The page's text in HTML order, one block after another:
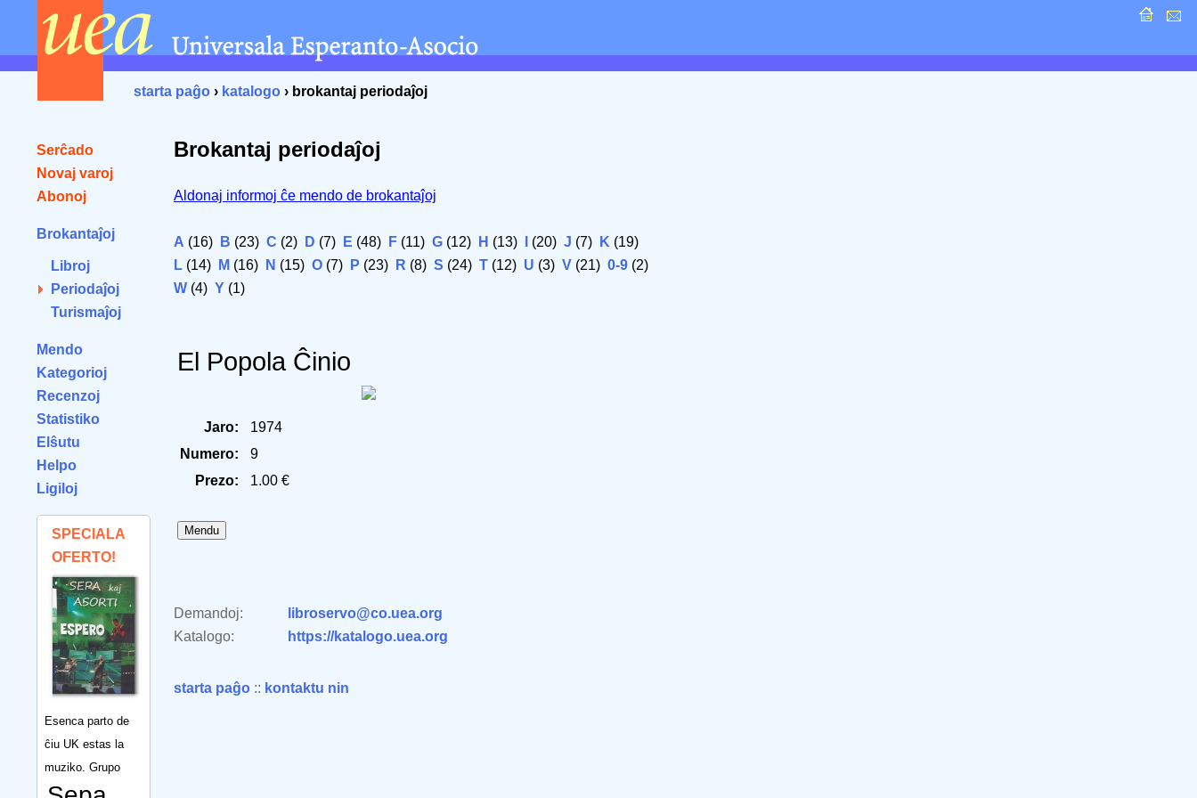
starta paĝo › katalogo › brokantaj periodaĵoj
Serĉado
Novaj varoj
Abonoj
Brokantaĵoj
Libroj
Periodaĵoj
Turismaĵoj
Mendo
Kategorioj
Recenzoj
Statistiko
Elŝutu
Helpo
Ligiloj
SPECIALA
OFERTO!
Esenca parto de
ĉiu UK estas la
muziko. Grupo
Brokantaj periodaĵoj
Aldonaj informoj ĉe mendo de brokantaĵoj
A (16) B (23) C (2) D (7) E (48) F (11) G (12) H (13) (20) J (7) K (19)
L (14) M (16) N (15) O (7) P (23) R (8) S (24) T (12) U (3) V (21) 0-9 (2)
W (4) Y (1)
El Popola Ĉinio
Jaro:
1974
Numero:
9
Prezo:
1.00 €
Demandoj:
libroservo@co.uea.org
Katalogo:
https://katalogo.uea.org
starta paĝo :: kontaktu nin